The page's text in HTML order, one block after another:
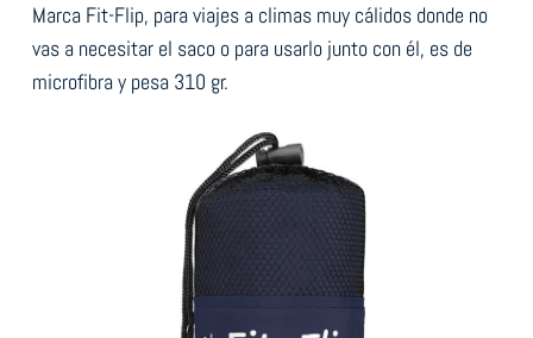
Marca Fit-Flip, para viajes a climas muy cálidos donde no
vas a necesitar el saco o para usarlo junto con él, es de
microfibra y pesa 310 gr.